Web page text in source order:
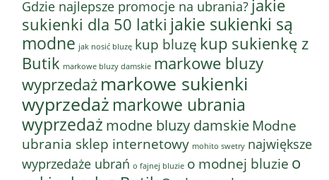
Gdzie najlepsze promocje na ubrania? jakie
sukienki dla 50 latki jakie sukienki są
modne jak nosić bluzę kup bluzę kup sukienkę z
Butik markowe bluzy damskie markowe bluzy
wyprzedaż markowe sukienki
wyprzedaż markowe ubrania
wyprzedaż modne bluzy damskie Modne
ubrania sklep internetowy mohito swetry największe
wyprzedaże ubrań o fajnej bluzie o modnej bluzie o